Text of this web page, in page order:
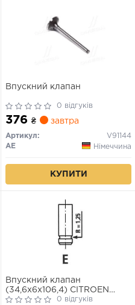
Впускний клапан
0 відгуків
376 ₴ завтра
Артикул:
V91144
AE
Німеччина
КУПИТИ
Впускний клапан
(34,6x6x106,4) CITROEN
EVASION, XANTIA, XM,
0 відгуків